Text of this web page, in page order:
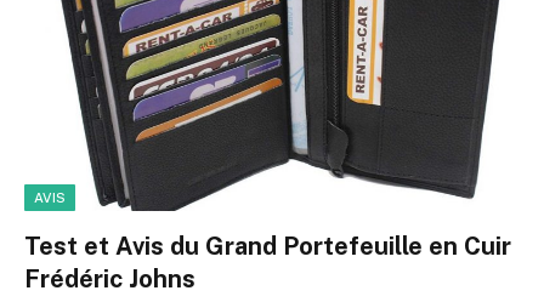
AVIS
Test et Avis du Grand Portefeuille en Cuir
Frédéric Johns